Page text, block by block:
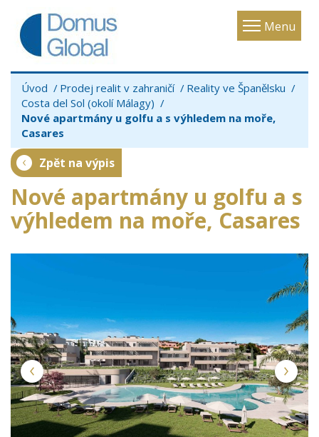
Menu
Toggle
Úvod Prodej realit v zahraničí
Reality ve Španělsku
Costa del Sol (okolí Málagy)
Nové apartmány u golfu a s výhledem na moře,
Casares
Zpět na výpis
Nové apartmány u golfu a s
výhledem na moře, Casares